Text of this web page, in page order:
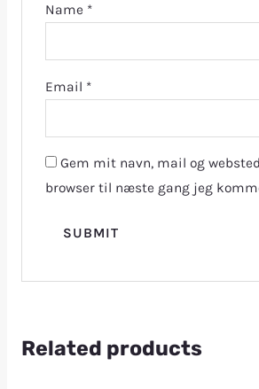
Name *
Email *
Gem mit navn, mail og
browser til næste gang jeg
Related products